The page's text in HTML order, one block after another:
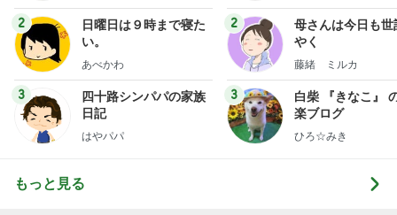
2
日曜日は９時まで寝た
い。
あべかわ
3
四十路シンパパの家族
日記
はやパパ
2
母さんは今日も世
やく
藤緒 ミルカ
3
白柴 『きなこ』
楽ブログ
ひろ☆みき
もっと見る